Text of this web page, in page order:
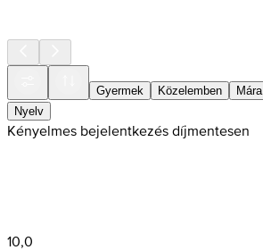
Gyermek Közelemben Mára
Nyelv
Kényelmes bejelentkezés díjmentesen
10,0